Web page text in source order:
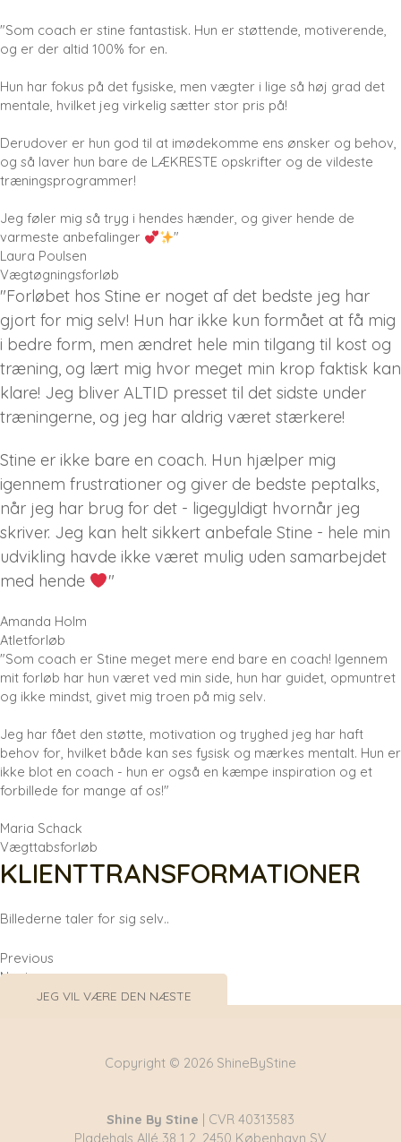
"Som coach er stine fantastisk. Hun er støttende, motiverende,
og er der altid 100% for en.
Hun har fokus på det fysiske, men vægter i lige så høj grad det
mentale, hvilket jeg virkelig sætter stor pris på!
Derudover er hun god til at imødekomme ens ønsker og behov,
og så laver hun bare de LÆKRESTE opskrifter og de vildeste
træningsprogrammer!
Jeg føler mig så tryg i hendes hænder, og giver hende de
varmeste anbefalinger
"
Laura Poulsen
Vægtøgningsforløb
"Forløbet hos Stine er noget af det bedste jeg har
gjort for mig selv! Hun har ikke kun formået at få mig
i bedre form, men ændret hele min tilgang til kost og
træning, og lært mig hvor meget min krop faktisk kan
klare! Jeg bliver ALTID presset til det sidste under
træningerne, og jeg har aldrig været stærkere!
Stine er ikke bare en coach. Hun hjælper mig
igennem frustrationer og giver de bedste peptalks,
når jeg har brug for det - ligegyldigt hvornår jeg
skriver. Jeg kan helt sikkert anbefale Stine - hele min
udvikling havde ikke været mulig uden samarbejdet
med hende
"
Amanda Holm
Atletforløb
"Som coach er Stine meget mere end bare en coach! Igennem
mit forløb har hun været ved min side, hun har guidet, opmuntret
og ikke mindst, givet mig troen på mig selv.
Jeg har fået den støtte, motivation og tryghed jeg har haft
behov for, hvilket både kan ses fysisk og mærkes mentalt. Hun er
ikke blot en coach - hun er også en kæmpe inspiration og et
forbillede for mange af os!"
Maria Schack
Vægttabsforløb
KLIENTTRANSFORMATIONER
Billederne taler for sig selv..
Previous
Next
JEG VIL VÆRE DEN NÆSTE
Copyright © 2026 ShineByStine
Shine By Stine | CVR 40313583
Pladehals Allé 38 1 2, 2450 København SV